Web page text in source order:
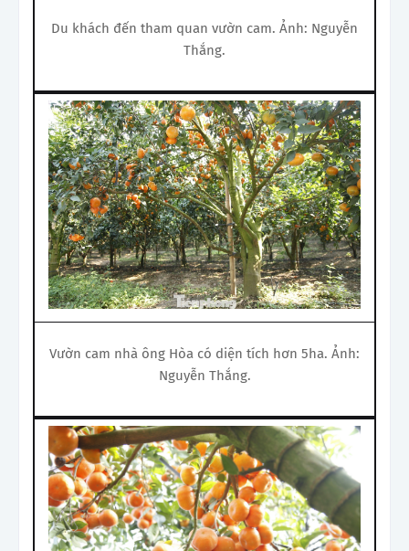
Du khách đến tham quan vườn cam. Ảnh: Nguyễn
Thắng.
Vườn cam nhà ông Hòa có diện tích hơn 5ha. Ảnh:
Nguyễn Thắng.